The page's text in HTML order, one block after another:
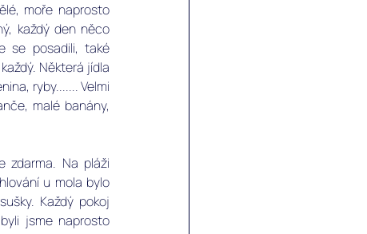
moře naprosto
každý den něco
se posadili, také
Některá jídla
ryby....... Velmi
malé banány,
zdarma. Na pláži
u mola bylo
Každý pokoj
jsme naprosto